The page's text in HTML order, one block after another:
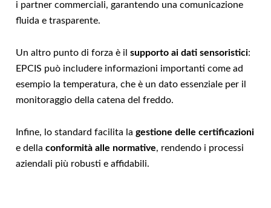
i partner commerciali, garantendo una comunicazione
fluida e trasparente.
Un altro punto di forza è il supporto ai dati sensoristici:
EPCIS può includere informazioni importanti come ad
esempio la temperatura, che è un dato essenziale per il
monitoraggio della catena del freddo.
Infine, lo standard facilita la gestione delle certificazioni
e della conformità alle normative, rendendo i processi
aziendali più robusti e affidabili.